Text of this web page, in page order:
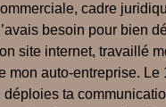
cadre
besoin pour bien
site internet, travaillé
auto-entreprise.
ta